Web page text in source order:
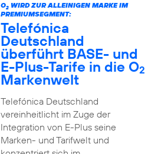
O2WIRD ZUR ALLEINIGEN MARKE IM
PREMIUMSEGMENT:
Telefónica
Deutschland
überführt BASE- und
E-Plus-Tarife in die O2
Markenwelt
Telefónica Deutschland
vereinheitlicht im Zuge der
Integration von E-Plus seine
Marken- und Tarifwelt und